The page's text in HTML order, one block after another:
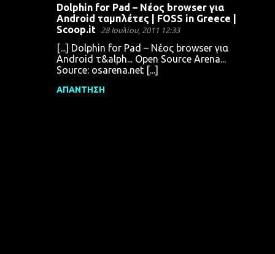
Dolphin for Pad – Νέος browser για
Android ταμπλέτες | FOSS in Greece |
Scoop.it
28 Ιουλίου, 2011 12:33
[...] Dolphin for Pad – Νέος browser για
Android τ&alph... Open Source Arena...
Source: osarena.net [...]
ΑΠΆΝΤΗΣΗ